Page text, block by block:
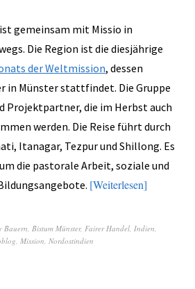
gemeinsam mit Missio in
Die Region ist die diesjährige
der Weltmission, dessen
in Münster stattfindet. Die Gruppe
Projektpartner, die im Herbst auch
werden. Die Reise führt durch
Itanagar, Tezpur und Shillong. Es
die pastorale Arbeit, soziale und
Weiterlesen
Bauern, Bistum Münster, Fairer Handel, Indien,
, Mission, Nordostindien